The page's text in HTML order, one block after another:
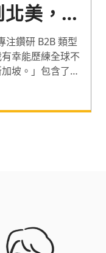
美，陳
心法，
心競爭
注鑽研 B2B 類型
幸能歷練全球不
坡。」包含了台
場、全球知名
以 B2B SaaS/AI
導團隊拓展北美